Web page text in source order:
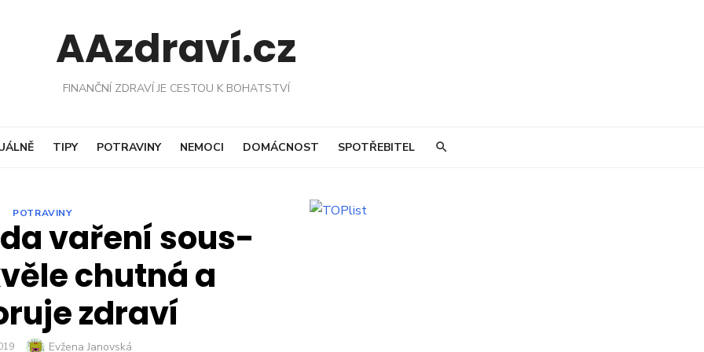
AAzdraví.cz
FINANČNÍ ZDRAVÍ JE CESTOU K BOHATSTVÍ
TIPY POTRAVINY NEMOCI DOMÁCNOST SPOTŘEBITEL
POTRAVINY
vaření sous-
chutná a
zdraví
Author
Evžena Janovská